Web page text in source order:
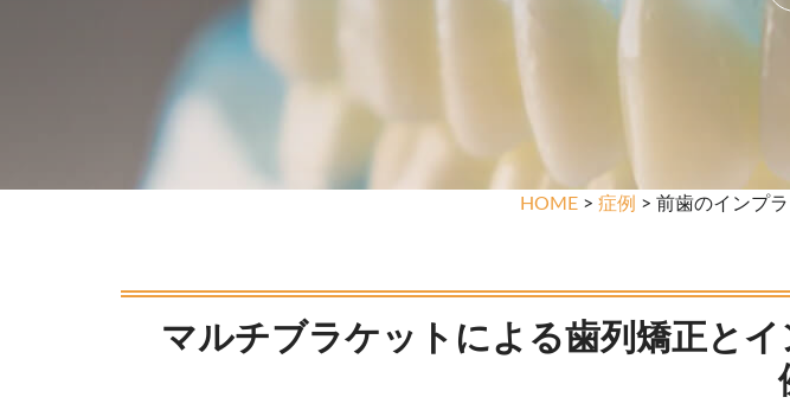
HOME> 症例 > 前歯のインプ
マルチブラケットによる歯列矯正と